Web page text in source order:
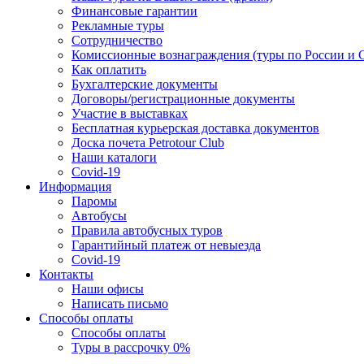
Финансовые гарантии
Рекламные туры
Сотрудничество
Комиссионные вознаграждения (туры по России и
Как оплатить
Бухгалтерские документы
Договоры/регистрационные документы
Участие в выставках
Бесплатная курьерская доставка документов
Доска почета Petrotour Club
Наши каталоги
Covid-19
Информация
Паромы
Автобусы
Правила автобусных туров
Гарантийный платеж от невыезда
Covid-19
Контакты
Наши офисы
Написать письмо
Способы оплаты
Способы оплаты
Туры в рассрочку 0%